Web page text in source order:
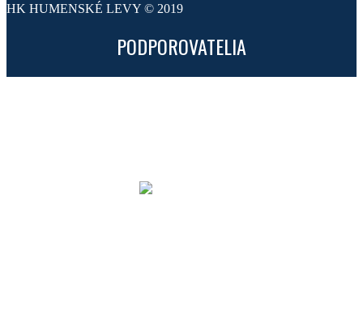
HK HUMENSKÉ LEVY © 2019
PODPOROVATELIA